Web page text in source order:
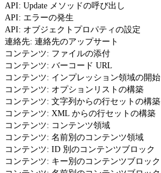
API: Update メソッドの呼び出し
API: エラーの発生
API: オブジェクトプロパティの設定
連絡先: 連絡先のアップサート
コンテンツ: ファイルの添付
コンテンツ: バーコード URL
コンテンツ: インプレッション領域の開始
コンテンツ: オプションリストの構築
コンテンツ: 文字列からの行セットの構築
コンテンツ: XML からの行セットの構築
コンテンツ: コンテンツ領域
コンテンツ: 名前別のコンテンツ領域
コンテンツ: ID 別のコンテンツブロック
コンテンツ: キー別のコンテンツブロック